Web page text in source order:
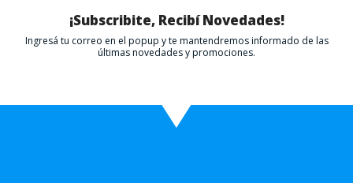
¡Subscribite, Recibí Novedades!
Ingresá tu correo en el popup y te mantendremos informado de las
últimas novedades y promociones.